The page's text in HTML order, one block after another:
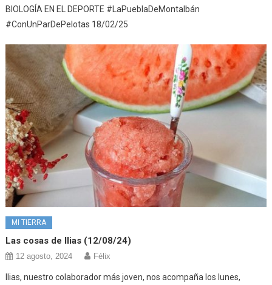
BIOLOGÍA EN EL DEPORTE #LaPueblaDeMontalbán
#ConUnParDePelotas 18/02/25
MI TIERRA
Las cosas de Ilias (12/08/24)
12 agosto, 2024 Félix
Ilias, nuestro colaborador más joven, nos acompaña los lunes,